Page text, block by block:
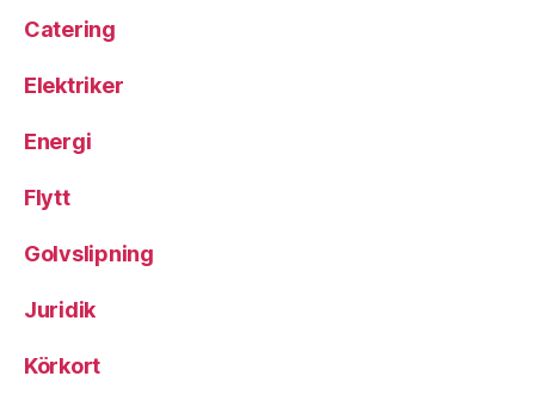
Catering
Elektriker
Energi
Flytt
Golvslipning
Juridik
Körkort